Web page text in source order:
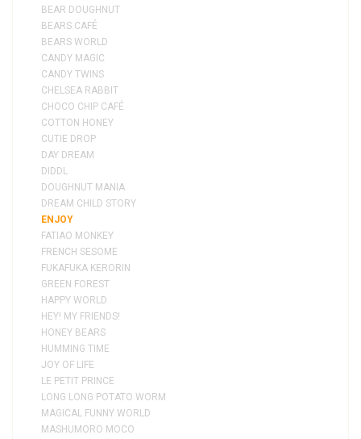
BEAR DOUGHNUT
BEARS CAFÉ
BEARS WORLD
CANDY MAGIC
CANDY TWINS
CHELSEA RABBIT
CHOCO CHIP CAFÉ
COTTON HONEY
CUTIE DROP
DAY DREAM
DIDDL
DOUGHNUT MANIA
DREAM CHILD STORY
ENJOY
FATIAO MONKEY
FRENCH SESOME
FUKAFUKA KERORIN
GREEN FOREST
HAPPY WORLD
HEY! MY FRIENDS!
HONEY BEARS
HUMMING TIME
JOY OF LIFE
LE PETIT PRINCE
LONG LONG POTATO WORM
MAGICAL FUNNY WORLD
MASHUMORO MOCO